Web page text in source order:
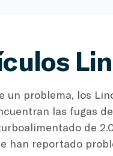
un problema, los
las fugas
de
han reportado